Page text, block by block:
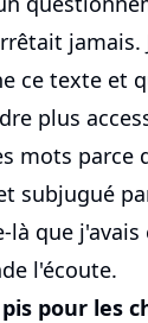
jamais.
ce texte et
plus
mots parce
subjugué
là que j'avais
l'écoute.
pour les